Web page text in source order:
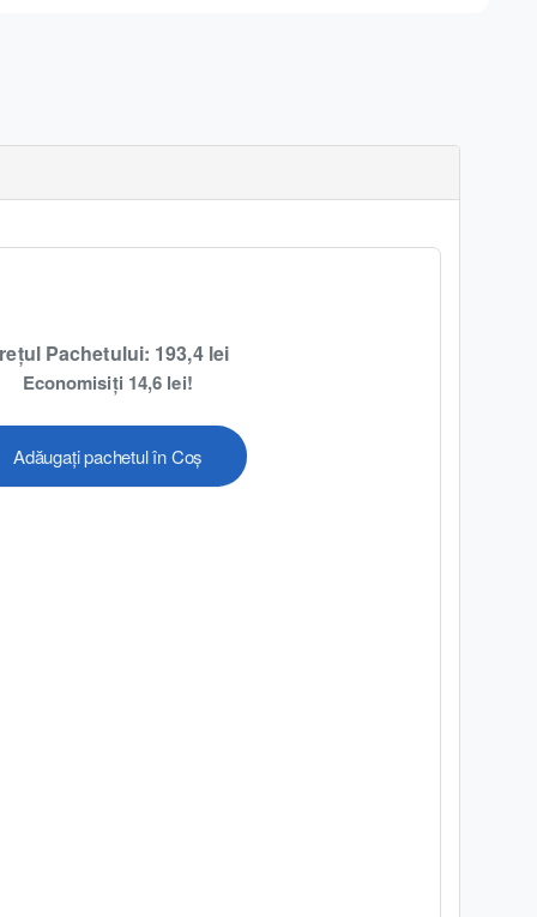
Pachetului: 193,4 lei
Economisiți 14,6 lei!
Adăugați pachetul în Coș